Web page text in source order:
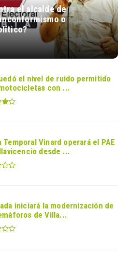
el alcalde de
o
el nivel de ruido permitido
con ...
Temporal Vinard operará el PAE
desde ...
iniciará la modernización de
de Villa...